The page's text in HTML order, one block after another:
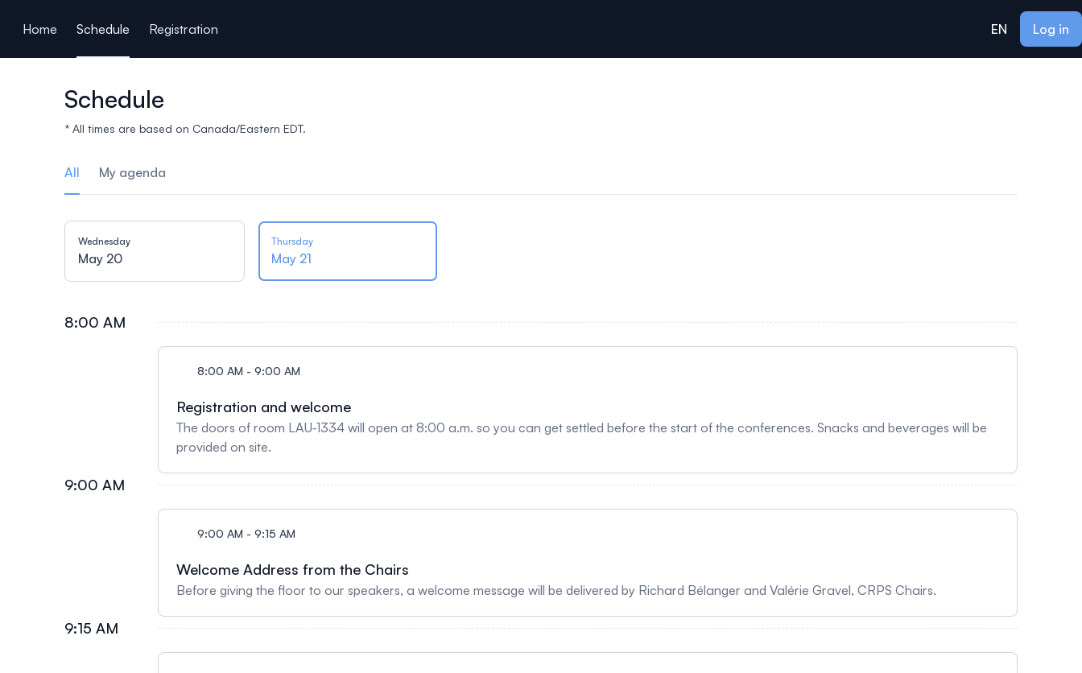
Home
Schedule Registration EN Log in
Schedule
* All times are based on Canada/Eastern EDT.
All My agenda
Wednesday
May 20
Thursday
May 21
8:00 AM
8:00 AM - 9:00 AM
Registration and welcome
The doors of room LAU‑1334 will open at 8:00 a.m. so you can get settled before the start of the conferences. Snacks and beverages will be
provided on site.
9:00 AM
9:00 AM - 9:15 AM
Welcome Address from the Chairs
Before giving the floor to our speakers, a welcome message will be delivered by Richard Bélanger and Valérie Gravel, CRPS Chairs.
9:15 AM